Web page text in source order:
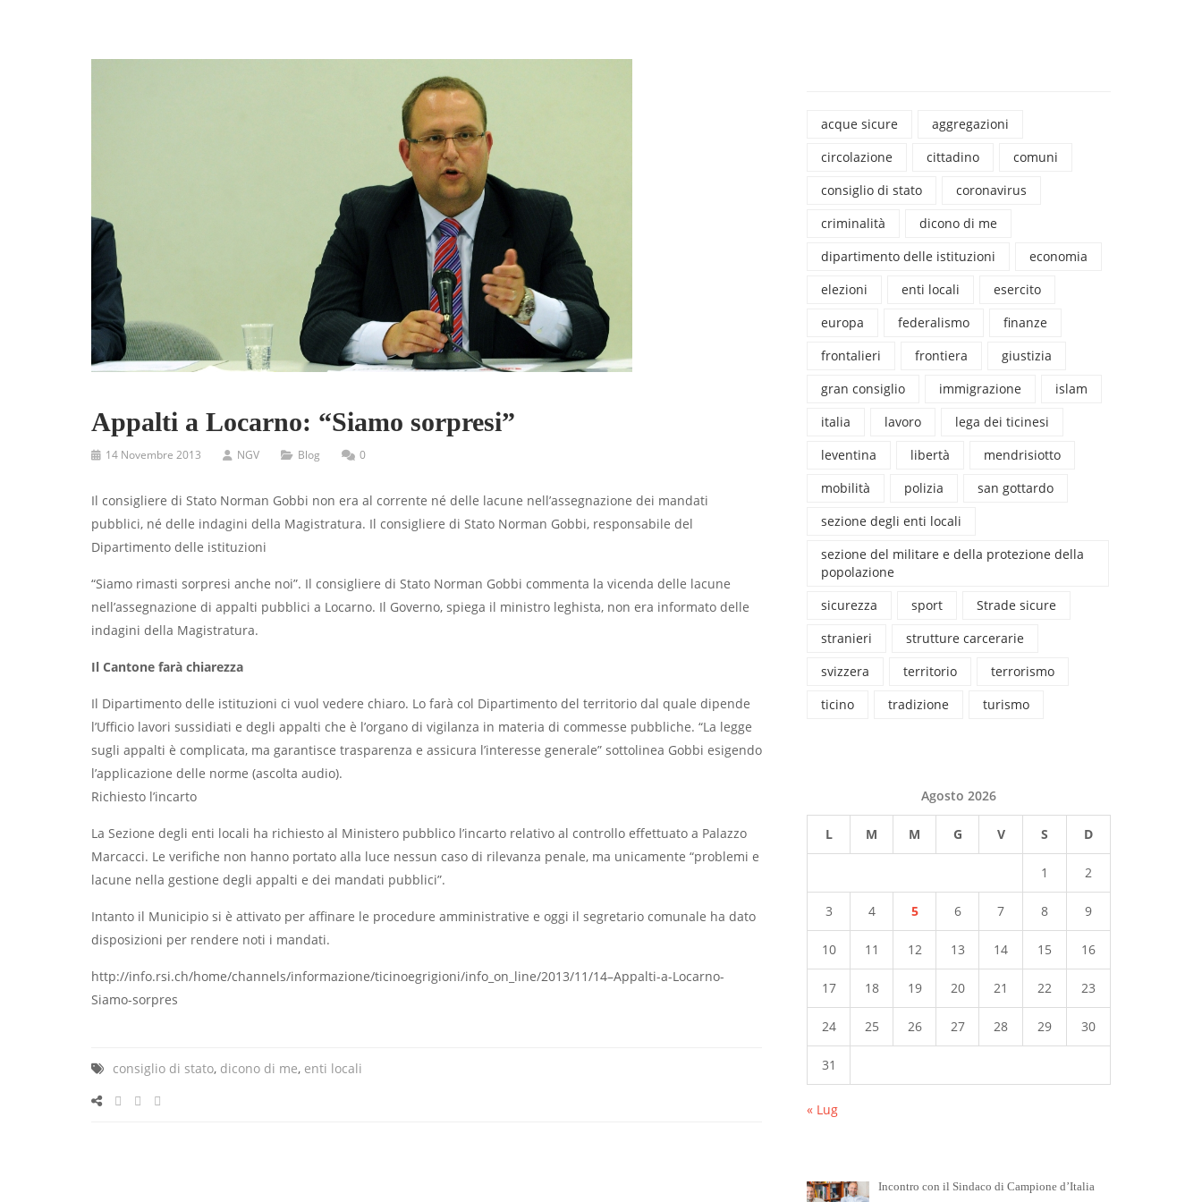
Appalti a Locarno: “Siamo sorpresi”
14 Novembre 2013 NGV Blog 0
Il consigliere di Stato Norman Gobbi non era al corrente né delle lacune nell’assegnazione dei mandati
pubblici, né delle indagini della Magistratura. Il consigliere di Stato Norman Gobbi, responsabile del
Dipartimento delle istituzioni
“Siamo rimasti sorpresi anche noi”. Il consigliere di Stato Norman Gobbi commenta la vicenda delle lacune
nell’assegnazione di appalti pubblici a Locarno. Il Governo, spiega il ministro leghista, non era informato delle
indagini della Magistratura.
Il Cantone farà chiarezza
Il Dipartimento delle istituzioni ci vuol vedere chiaro. Lo farà col Dipartimento del territorio dal quale dipende
l’Ufficio lavori sussidiati e degli appalti che è l’organo di vigilanza in materia di commesse pubbliche. “La legge
sugli appalti è complicata, ma garantisce trasparenza e assicura l’interesse generale” sottolinea Gobbi esigendo
l’applicazione delle norme (ascolta audio).
Richiesto l’incarto
La Sezione degli enti locali ha richiesto al Ministero pubblico l’incarto relativo al controllo effettuato a Palazzo
Marcacci. Le verifiche non hanno portato alla luce nessun caso di rilevanza penale, ma unicamente “problemi e
lacune nella gestione degli appalti e dei mandati pubblici”.
Intanto il Municipio si è attivato per affinare le procedure amministrative e oggi il segretario comunale ha dato
disposizioni per rendere noti i mandati.
http://info.rsi.ch/home/channels/informazione/ticinoegrigioni/info_on_line/2013/11/14–Appalti-a-Locarno-
Siamo-sorpres
consiglio di stato, dicono di me, enti locali
acque sicure
aggregazioni
circolazione
cittadino
comuni
consiglio di stato
coronavirus
criminalità
dicono di me
dipartimento delle istituzioni
economia
elezioni
enti locali
esercito
europa
federalismo
finanze
frontalieri
frontiera
giustizia
gran consiglio
immigrazione
islam
italia
lavoro
lega dei ticinesi
leventina
libertà
mendrisiotto
mobilità
polizia
san gottardo
sezione degli enti locali
sezione del militare e della protezione della
popolazione
sicurezza
sport
Strade sicure
stranieri
strutture carcerarie
svizzera
territorio
terrorismo
ticino
tradizione turismo
Agosto 2026
L M M G V S D
1 2
3 4 5 6 7 8 9
10 11 12 13 14 15 16
17 18 19 20 21 22 23
24 25 26 27 28 29 30
31
« Lug
Incontro con il Sindaco di Campione d’Italia